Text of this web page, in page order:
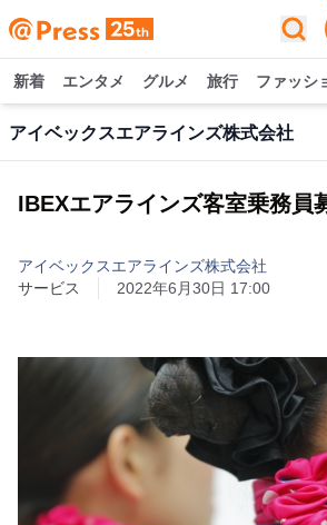
新着 エンタメ グルメ 旅行 ファッシ
アイベックスエアラインズ株式会社
IBEXエアラインズ客室乗務員
アイベックスエアラインズ株式会社
サービス
2022年6月30日 17:00